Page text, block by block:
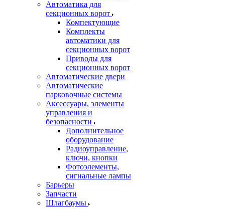
Автоматика для
секционных ворот
Компектующие
Комплекты
автоматики для
секционных ворот
Приводы для
секционных ворот
Автоматические двери
Автоматические
парковочные системы
Аксессуары, элементы
управления и
безопасности
Дополнительное
оборудование
Радиоуправление,
ключи, кнопки
Фотоэлементы,
сигнальные лампы
Барьеры
Запчасти
Шлагбаумы